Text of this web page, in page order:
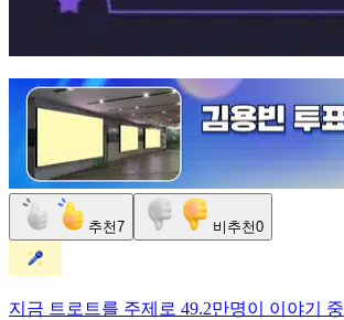
추천7 비추천0
지금 트로트를 주제로 49.2만명이 이야기 중